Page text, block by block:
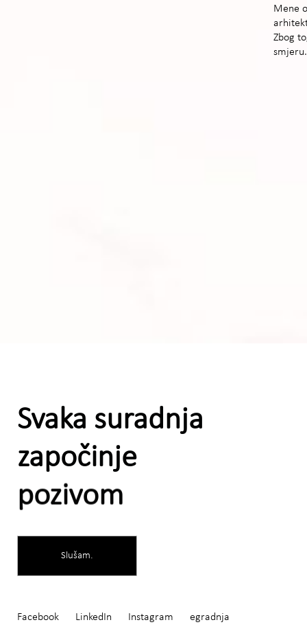
Mene
Zbog
smjeru.
Svaka suradnja
započinje
pozivom
S ušam.
Facebook LinkedIn Instagram egradnja